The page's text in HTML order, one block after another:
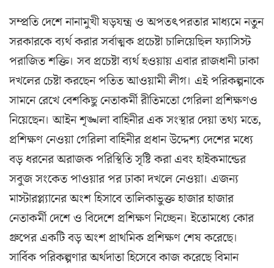
সম্প্রতি দেশে নানামুখী ষড়যন্ত্র ও অপতৎপরতার মাধ্যমে নতুন
সরকারকে ব্যর্থ করার সর্বাত্মক প্রচেষ্টা চালিয়েছিল ফ্যাসিস্ট
পরাজিত শক্তি। সব প্রচেষ্টা ব্যর্থ হওয়ায় এবার রাজধানী ঢাকা
দখলের চেষ্টা করছেন পতিত আওয়ামী লীগ। এই পরিকল্পনাকে
সামনে রেখে বেশকিছু নেতাকর্মী রীতিমতো গেরিলা প্রশিক্ষণও
নিয়েছেন। আইন শৃঙ্খলা বাহিনীর এক সংস্থার দেয়া তথ্য মতে,
প্রশিক্ষণ নেওয়া গেরিলা বাহিনীর প্রধান উদ্দেশ্য দেশের মধ্যে
বড় ধরনের অরাজক পরিস্থিতি সৃষ্টি করা এবং হাইকমান্ডের
সবুজ সংকেত পাওয়ার পর ঢাকা দখলে নেওয়া। এজন্য
মাস্টারপ্ল্যানের অংশ হিসাবে তালিকাভুক্ত হাজার হাজার
নেতাকর্মী দেশে ও বিদেশে প্রশিক্ষণ নিচ্ছেন। ইতোমধ্যে কোর
গ্রুপের একটি বড় অংশ প্রাথমিক প্রশিক্ষণ শেষ করেছে।
সার্বিক পরিকল্পণার অর্থদাতা হিসেবে কাজ করেছে বিমান